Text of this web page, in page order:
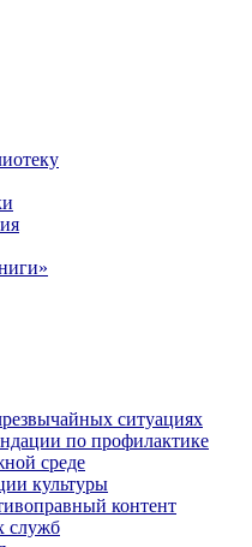
ситуациях
по профилактике
среде
культуры
контент
служб